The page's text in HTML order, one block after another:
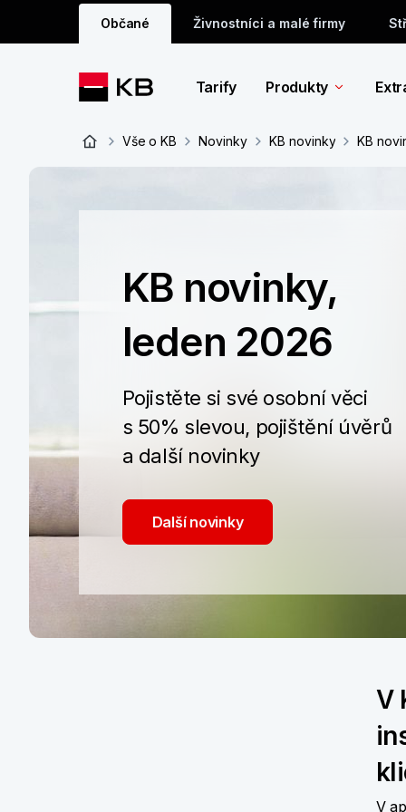
Občané Živnostníci a malé firmy
Tarify Produkty
Vše o KB Novinky KB novinky KB
KB novinky,
leden 2026
Pojistěte si své osobní věci
s 50% slevou, pojištění úvěrů
a další novinky
Další novinky
V
V